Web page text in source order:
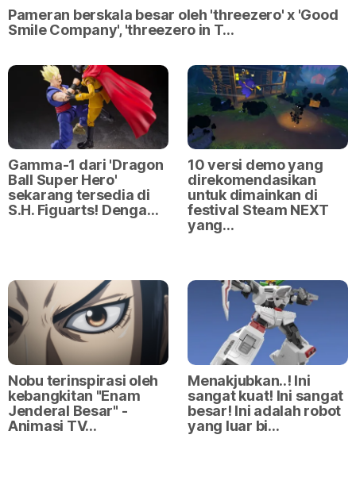
Pameran berskala besar oleh 'threezero' x 'Good
Smile Company', 'threezero in T…
Gamma-1 dari 'Dragon
Ball Super Hero'
sekarang tersedia di
S.H. Figuarts! Denga…
10 versi demo yang
direkomendasikan
untuk dimainkan di
festival Steam NEXT
yang…
Nobu terinspirasi oleh
kebangkitan "Enam
Jenderal Besar" -
Animasi TV…
Menakjubkan..! Ini
sangat kuat! Ini sangat
besar! Ini adalah robot
yang luar bi…